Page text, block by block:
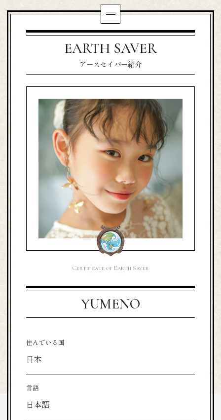
EARTH SAVER
アースセイバー紹介
Certificate of Earth Saver
YUMENO
住んでいる国
日本
言語
日本語